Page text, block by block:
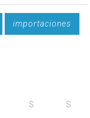
importaciones
S S